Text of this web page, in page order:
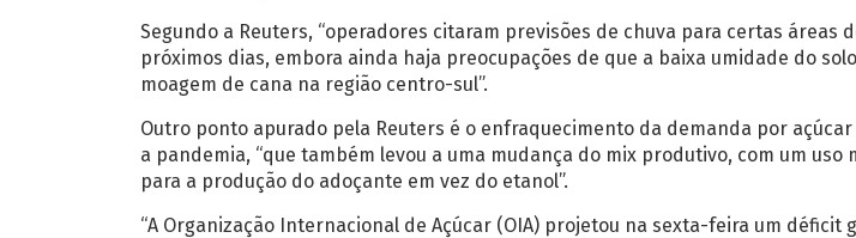
Segundo a Reuters, “operadores citaram previsões de chuva para certas áreas
próximos dias, embora ainda haja preocupações de que a baixa umidade do
moagem de cana na região centro-sul”.
Outro ponto apurado pela Reuters é o enfraquecimento da demanda por
a pandemia, “que também levou a uma mudança do mix produtivo, com um uso
para a produção do adoçante em vez do etanol”.
“A Organização Internacional de Açúcar (OIA) projetou na sexta-feira um déficit